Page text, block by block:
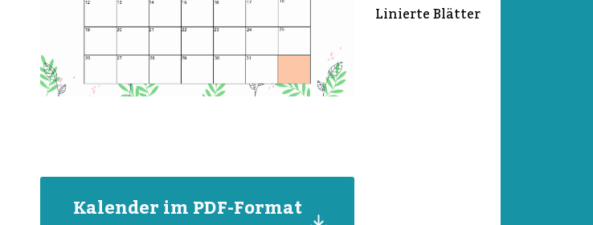
Kalender im PDF-Format
Linierte Blätter